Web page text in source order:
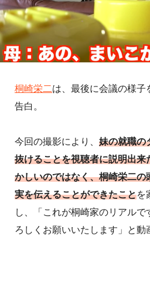
桐崎栄二は、最後に会議の様子
告白。
今回の撮影により、 妹の就職の
抜けることを視聴者に説明出来
かしいのではなく、桐崎栄二の
実を伝えることができたことを
し、「これが桐崎家のリアルで
ろしくお願いいたします」と動